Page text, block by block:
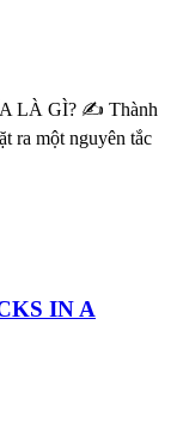
LÀ GÌ? ✍️ Thành
ra một nguyên tắc
IN A